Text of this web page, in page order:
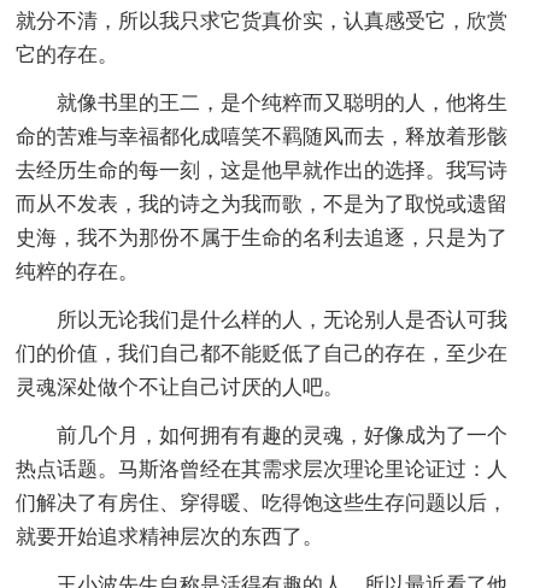
就分不清，所以我只求它货真价实，认真感受它，欣赏
它的存在。
就像书里的王二，是个纯粹而又聪明的人，他将生
命的苦难与幸福都化成嘻笑不羁随风而去，释放着形骸
去经历生命的每一刻，这是他早就作出的选择。我写诗
而从不发表，我的诗之为我而歌，不是为了取悦或遗留
史海，我不为那份不属于生命的名利去追逐，只是为了
纯粹的存在。
所以无论我们是什么样的人，无论别人是否认可我
们的价值，我们自己都不能贬低了自己的存在，至少在
灵魂深处做个不让自己讨厌的人吧。
前几个月，如何拥有有趣的灵魂，好像成为了一个
热点话题。马斯洛曾经在其需求层次理论里论证过：人
们解决了有房住、穿得暖、吃得饱这些生存问题以后，
就要开始追求精神层次的东西了。